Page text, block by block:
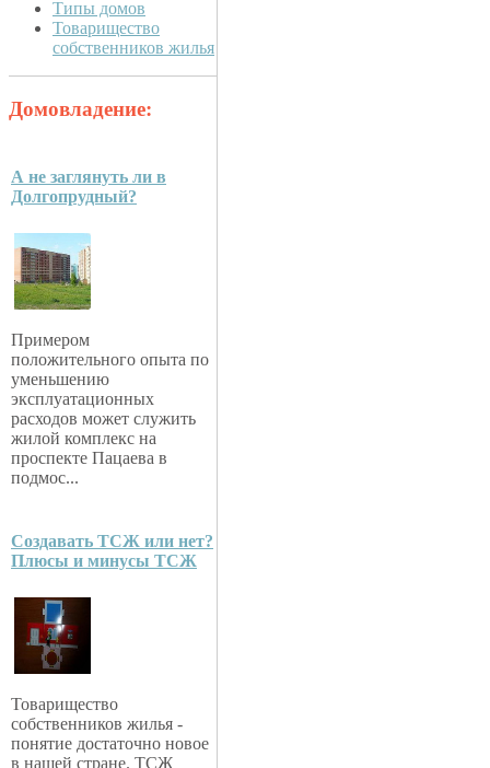
Типы домов
Товарищество
собственников жилья
Домовладение:
А не заглянуть ли в
Долгопрудный?
Примером
положительного опыта по
уменьшению
эксплуатационных
расходов может служить
жилой комплекс на
проспекте Пацаева в
подмос...
Создавать ТСЖ или нет?
Плюсы и минусы ТСЖ
Товарищество
собственников жилья -
понятие достаточно новое
в нашей стране. ТСЖ